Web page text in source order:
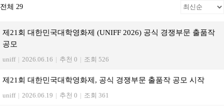
전체 29
제21회 대한민국대학영화제 (UNIFF 2026) 공식 경쟁부문 출품작
공모
uniff | 2026.06.16 | 추천 0 | 조회 526
제21회 대한민국대학영화제, 공식 경쟁부문 출품작 공모 시작
uniff | 2026.06.19 | 추천 0 | 조회 361